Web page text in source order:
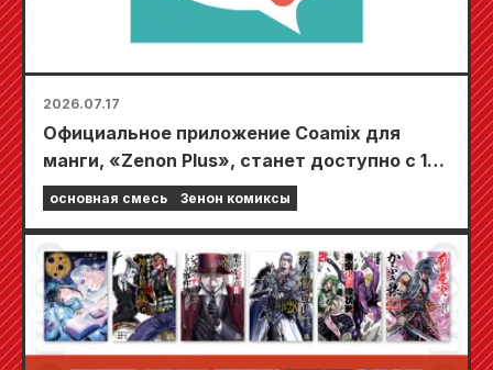
2026.07.17
Официальное приложение Coamix для
манги, «Zenon Plus», станет доступно с 17
июля! Оно наполнено функциями, которые
не дадут вам заскучать, включая
«Выберите свою первую бесплатную
главу» и «Ежедневные обновления»!
основная смесь Зенон комиксы